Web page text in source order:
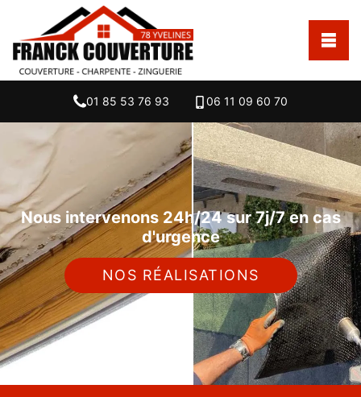
01 85 53 76 93 06 11 09 60 70
Nous intervenons 24h/24 sur 7j/7 en cas
d'urgence
NOS RÉALISATIONS